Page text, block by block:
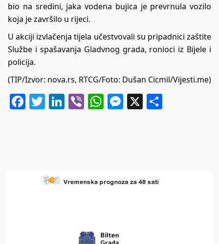
bio na sredini, jaka vodena bujica je prevrnula vozilo
koja je završilo u rijeci.
U akciji izvlačenja tijela učestvovali su pripadnici zaštite
Službe i spašavanja Gladvnog grada, ronioci iz Bijele i
policija.
(TIP/Izvor: nova.rs, RTCG/Foto: Dušan Cicmil/Vijesti.me)
Facebook
Twitter
LinkedIn
ViberWhatsApp
Messenger
X